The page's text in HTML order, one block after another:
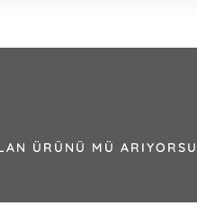
ÜRÜNÜ MÜ